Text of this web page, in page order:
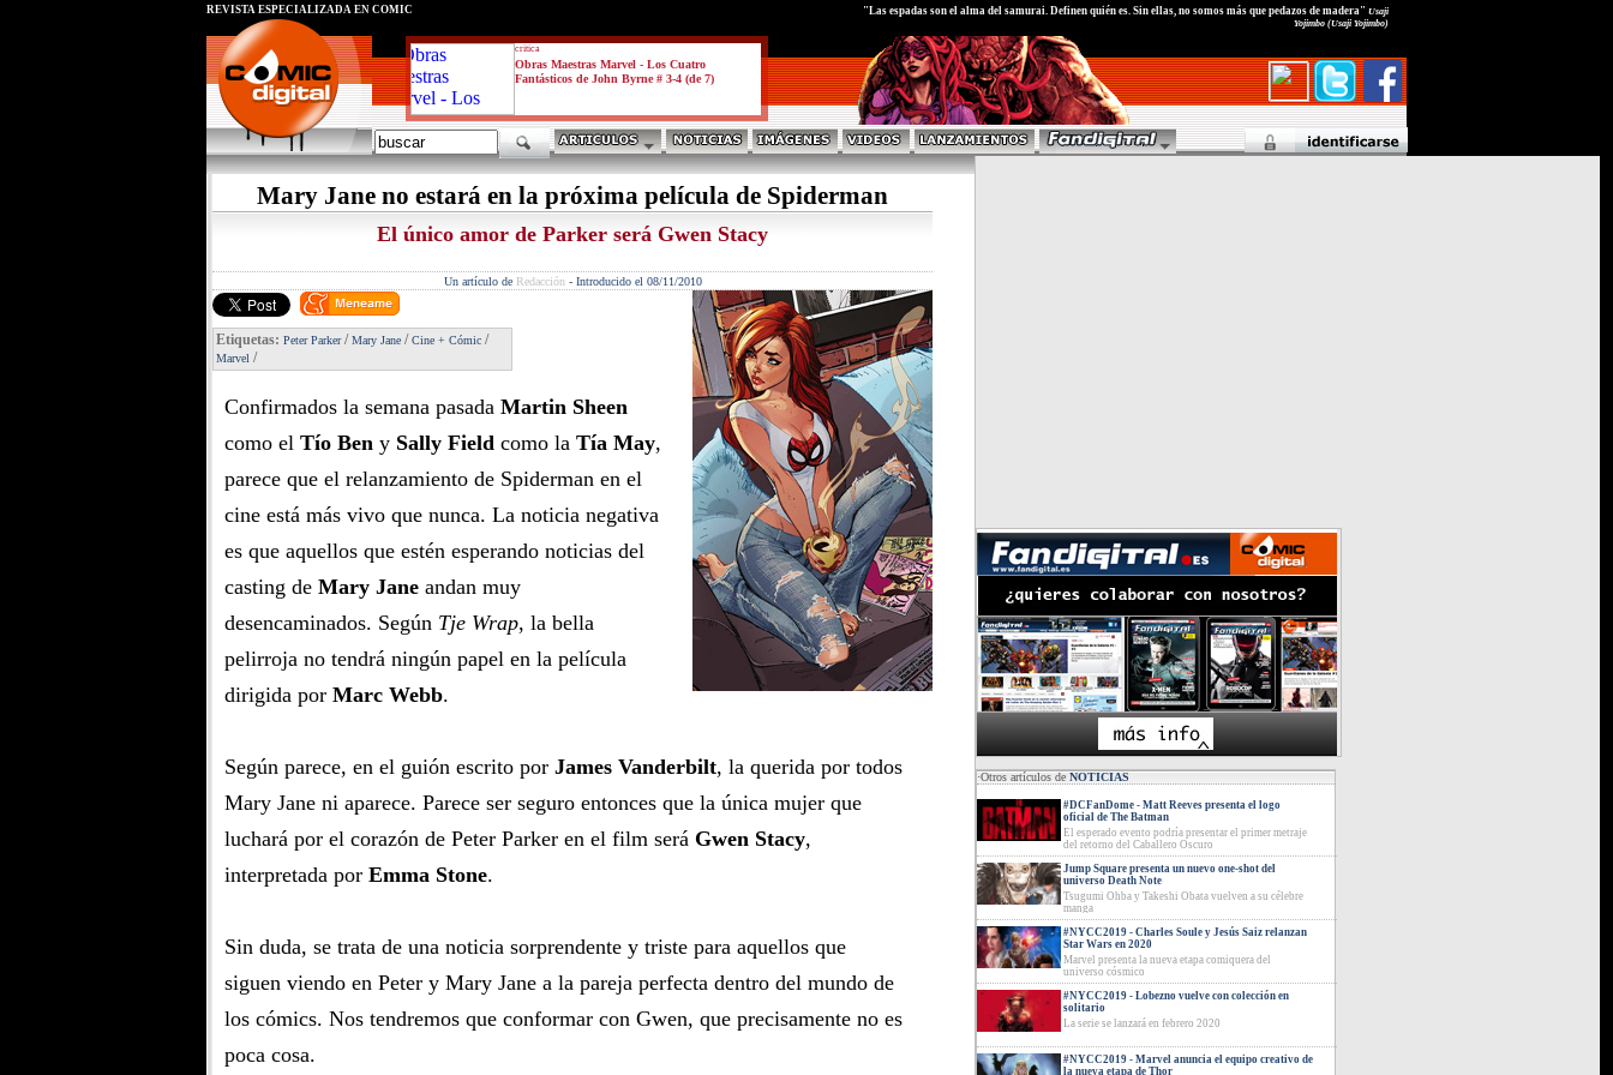
critica
Obras Maestras Marvel - Los Cuatro
Fantásticos de John Byrne # 3-4 (de 7)
REVISTA ESPECIALIZADA EN CÓMIC "Las espadas son el alma del samurai. Definen quién es. Sin ellas, no somos más que pedazos de madera" Usaji
Yojimbo (Usaji Yojimbo)
Mary Jane no estará en la próxima película de Spiderman
El único amor de Parker será Gwen Stacy
Un artículo de Redacción - Introducido el 08/11/2010
Etiquetas: Peter Parker/Mary Jane /Cine + Cómic /
Marvel /
Confirmados la semana pasada Martin Sheen
como el Tío Ben y Sally Field como la Tía May,
parece que el relanzamiento de Spiderman en el
cine está más vivo que nunca. La noticia negativa
es que aquellos que estén esperando noticias del
casting de Mary Jane andan muy
desencaminados. Según Tje Wrap, la bella
pelirroja no tendrá ningún papel en la película
dirigida por Marc Webb.
Según parece, en el guión escrito por James Vanderbilt, la querida por todos
Mary Jane ni aparece. Parece ser seguro entonces que la única mujer que
luchará por el corazón de Peter Parker en el film será Gwen Stacy,
interpretada por Emma Stone.
Sin duda, se trata de una noticia sorprendente y triste para aquellos que
siguen viendo en Peter y Mary Jane a la pareja perfecta dentro del mundo de
los cómics. Nos tendremos que conformar con Gwen, que precisamente no es
poca cosa.
·Otros artículos deNOTICIAS
#DCFanDome - Matt Reeves presenta el logo
oficial de The Batman
El esperado evento podría presentar el primer metraje
del retorno del Caballero Oscuro
Jump Square presenta un nuevo one-shot del
universo Death Note
Tsugumi Ohba y Takeshi Obata vuelven a su célebre
manga
#NYCC2019 - Charles Soule y Jesús Saiz relanzan
Star Wars en 2020
Marvel presenta la nueva etapa comiquera del
universo cósmico
#NYCC2019 - Lobezno vuelve con colección en
solitario
La serie se lanzará en febrero 2020
#NYCC2019 - Marvel anuncia el equipo creativo de
la nueva etapa de Thor